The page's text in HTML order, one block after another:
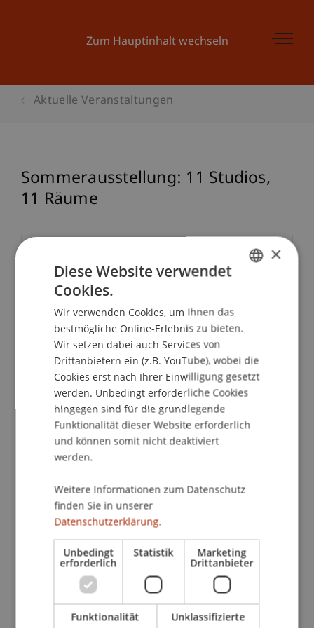
Zum Hauptinhalt wechseln
Aktuelle Veranstaltungen
Sommerausstellung: 11 Studios,
11 Räume
School/Professur:
Studienverwaltung Bachelorstudiengang
Architektur
Die 11 Entwurfstudios des Sommersemesters
2014, stellen in 11 Räumen ihre Semesterarbeiten
auf dem Mars, über Zukunftsvisionen für Hard in
Vorarlberg bis hin zum Ausstellungsbeitrag des
Biennale in Venedig. Im Anschluss an die
Vernissage findet das jährliche BBQ statt, zu dem
alle herzlichst eingeladen sind.
Kontakt
×
Diese Website verwendet
Cookies.
Wir verwenden Cookies, um Ihnen das
bestmögliche Online-Erlebnis zu bieten.
Wir setzen dabei auch Services von
Drittanbietern ein (z.B. YouTube), wobei die
Cookies erst nach Ihrer Einwilligung gesetzt
werden. Unbedingt erforderliche Cookies
hingegen sind für die grundlegende
Funktionalität dieser Website erforderlich
und können somit nicht deaktiviert
werden.
Weitere Informationen zum Datenschutz
finden Sie in unserer
Datenschutzerklärung.
Unbedingt
erforderlich
Statistik Marketing
Drittanbieter
Funktionalität Unklassifizierte